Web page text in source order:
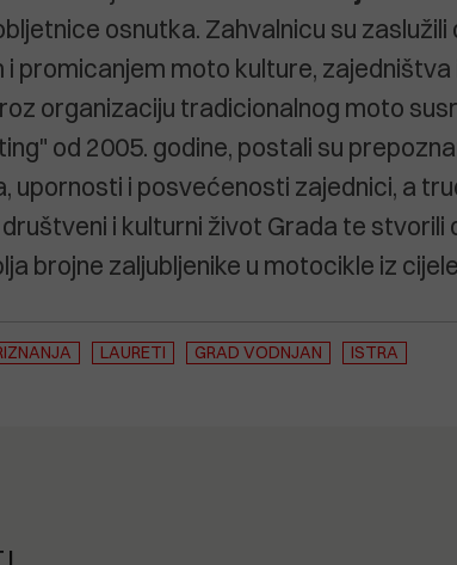
osnutka. Zahvalnicu su
i promicanjem moto kulture, zajedništva
organizaciju tradicionalnog moto
od 2005. godine, postali su
upornosti i posvećenosti zajednici, a
i kulturni život Grada te stvorili
brojne zaljubljenike u motocikle iz
LAURETI GRAD VODNJAN ISTRA